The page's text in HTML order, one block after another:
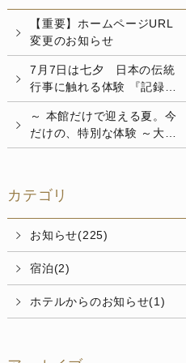
【重要】ホームページURL
変更のお知らせ
7月7日は七夕 日本の伝統
行事に触れる体験 『記録と
未来』の特製短冊で西館リニ
ューアルを演出 七夕飾りの
設置について
～ 本館だけで迎える夏。今
だけの、特別な体験 ～大規
模リニューアル工事に伴う5
カテゴリ
お知らせ(225)
宿泊(2)
ホテルからのお知らせ(1)